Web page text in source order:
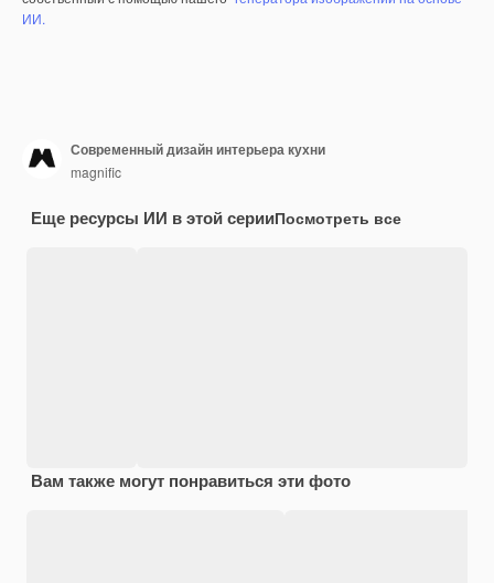
ИИ.
Современный дизайн интерьера кухни
magnific
Еще ресурсы ИИ в этой серииПосмотреть все
Вам также могут понравиться эти фото